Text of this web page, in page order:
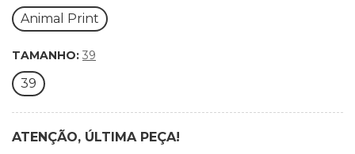
Animal Print
TAMANHO: 39
39
ATENÇÃO, ÚLTIMA PEÇA!